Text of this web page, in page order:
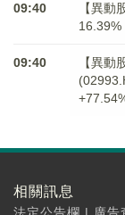
09:40
【異動
09:40
【異動
相關訊息